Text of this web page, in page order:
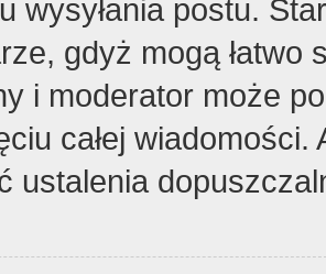
wysyłania postu.
gdyż mogą
i moderator może
całej
ustalenia